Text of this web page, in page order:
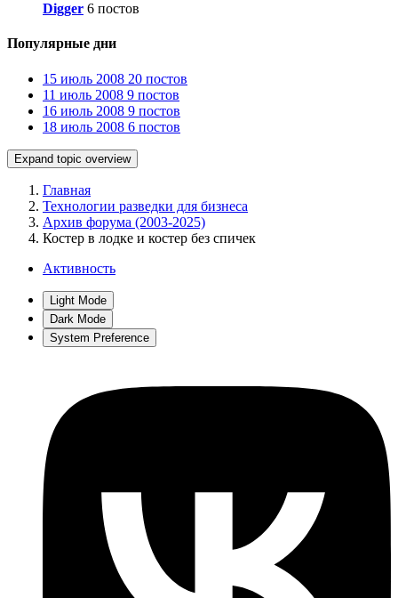
Digger 6 постов
Популярные дни
15 июль 2008 20 постов
11 июль 2008 9 постов
16 июль 2008 9 постов
18 июль 2008 6 постов
Expand topic overview
Главная
Технологии разведки для бизнеса
Архив форума (2003-2025)
Костер в лодке и костер без спичек
Активность
Light Mode
Dark Mode
System Preference